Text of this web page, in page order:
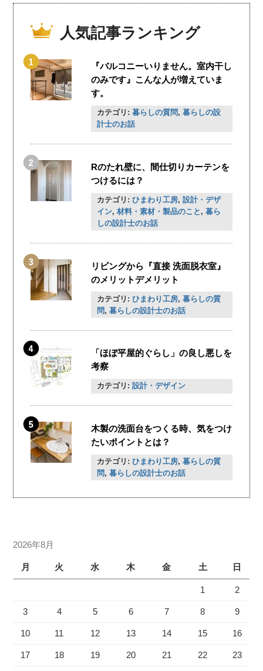
人気記事ランキング
『バルコニーいりません。室内干し
のみです』こんな人が増えていま
す。
カテゴリ: 暮らしの質問, 暮らしの設
計士のお話
Rのたれ壁に、間仕切りカーテンを
つけるには？
カテゴリ: ひまわり工房, 設計・デザ
イン, 材料・素材・製品のこと , 暮ら
しの設計士のお話
リビングから『直接 洗面脱衣室』
のメリットデメリット
カテゴリ: ひまわり工房, 暮らしの質
問, 暮らしの設計士のお話
「ほぼ平屋的ぐらし」の良し悪しを
考察
カテゴリ: 設計・デザイン
木製の洗面台をつくる時、気をつけ
たいポイントとは？
カテゴリ: ひまわり工房, 暮らしの質
問, 暮らしの設計士のお話
2026年8月
月 火 水 木 金 土 日
1 2
3 4 5 6 7 8 9
10 11 12 13 14 15 16
17 18 19 20 21 22 23